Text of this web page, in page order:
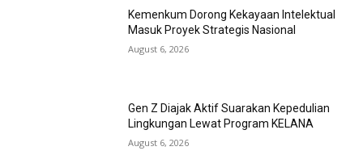
Kemenkum Dorong Kekayaan Intelektual
Masuk Proyek Strategis Nasional
August 6, 2026
Gen Z Diajak Aktif Suarakan Kepedulian
Lingkungan Lewat Program KELANA
August 6, 2026